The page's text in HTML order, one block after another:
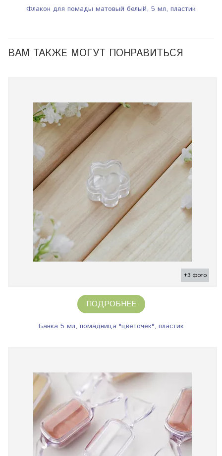
Флакон для помады матовый белый, 5 мл, пластик
ВАМ ТАКЖЕ МОГУТ ПОНРАВИТЬСЯ
+3 фото
ПОДРОБНЕЕ
Банка 5 мл, помадница "цветочек", пластик